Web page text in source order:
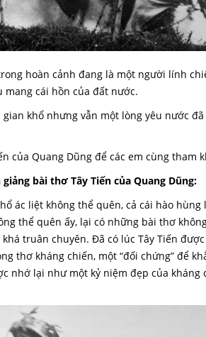
hoàn cảnh đang là một người lính
mang cái hồn của đất nước.
khổ nhưng vẫn một lòng yêu nước
của Quang Dũng để các em cùng tham
bài thơ Tây Tiến của Quang Dũng:
ác liệt không thể quên, cả cái hào
thể quên ấy, lại có những bài thơ
truân chuyên. Đã có lúc Tây Tiến
thơ kháng chiến, một “đối chứng” để
nhớ lại như một kỷ niệm đẹp của